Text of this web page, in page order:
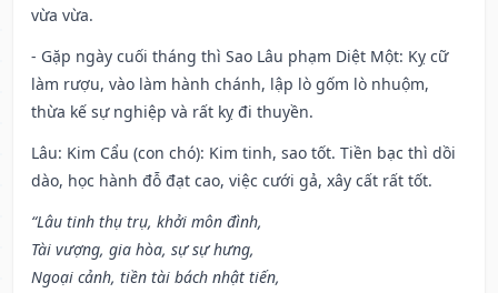
vừa vừa.
- Gặp ngày cuối tháng thì Sao Lâu phạm Diệt Một: Kỵ cữ
làm rượu, vào làm hành chánh, lập lò gốm lò nhuộm,
thừa kế sự nghiệp và rất kỵ đi thuyền.
Lâu: Kim Cẩu (con chó): Kim tinh, sao tốt. Tiền bạc thì dồi
dào, học hành đỗ đạt cao, việc cưới gả, xây cất rất tốt.
“Lâu tinh thụ trụ, khởi môn đình,
Tài vượng, gia hòa, sự sự hưng,
Ngoại cảnh, tiền tài bách nhật tiến,